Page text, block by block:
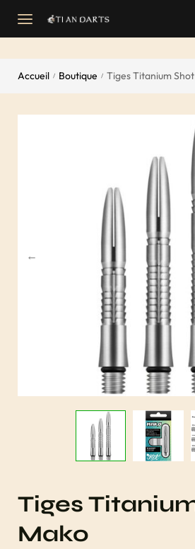
Accueil / Boutique / Tiges Titanium
Tiges
Mako